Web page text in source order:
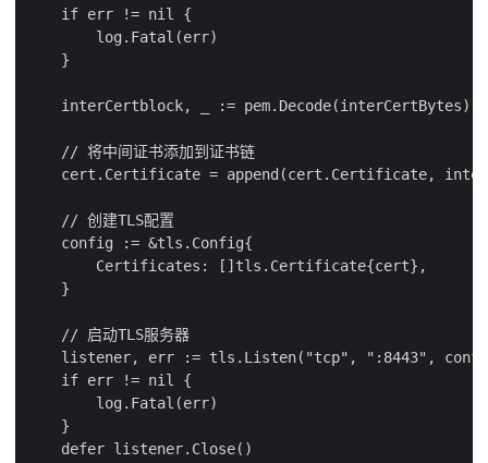
    if err != nil {
        log.Fatal(err)
    }
    interCertblock, _ := pem.Decode(interCertBytes)
    // 将中间证书添加到证书链
cert.Certificate = append(cert.Certificate,
    // 创建TLS配置
    config := &tls.Config{
        Certificates: []tls.Certificate{cert},
    }
    // 启动TLS服务器
listener, err := tls.Listen("tcp", ":8443",
    if err != nil {
        log.Fatal(err)
    }
    defer listener.Close()